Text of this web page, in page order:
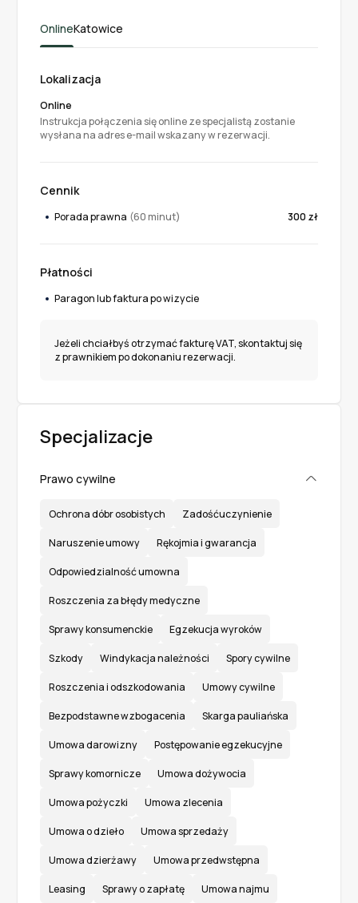
OnlineKatowice
Lokalizacja
Online
Instrukcja połączenia się online ze specjalistą zostanie
wysłana na adres e-mail wskazany w rezerwacji.
Cennik
Porada prawna (60 minut) 300 zł
Płatności
Paragon lub faktura po wizycie
Jeżeli chciałbyś otrzymać fakturę VAT, skontaktuj się
z prawnikiem po dokonaniu rezerwacji.
Specjalizacje
Prawo cywilne
Ochrona dóbr osobistych Zadośćuczynienie
Naruszenie umowy Rękojmia i gwarancja
Odpowiedzialność umowna
Roszczenia za błędy medyczne
Sprawy konsumenckie Egzekucja wyroków
Szkody Windykacja należności Spory cywilne
Roszczenia i odszkodowania Umowy cywilne
Bezpodstawne wzbogacenia Skarga pauliańska
Umowa darowizny Postępowanie egzekucyjne
Sprawy komornicze Umowa dożywocia
Umowa pożyczki Umowa zlecenia
Umowa o dzieło Umowa sprzedaży
Umowa dzierżawy Umowa przedwstępna
Leasing Sprawy o zapłatę Umowa najmu